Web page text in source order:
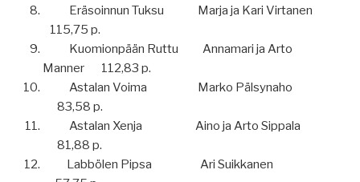
Eräsoinnun Tuksu Marja ja Kari Virtanen
115,75 p.
Kuomionpään Ruttu Annamari ja Arto
Manner 112,83 p.
Astalan Voima Marko Pälsynaho
83,58 p.
Astalan Xenja Aino ja Arto Sippala
81,88 p.
Labbölen Pipsa Ari Suikkanen